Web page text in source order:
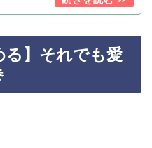
る】それでも愛